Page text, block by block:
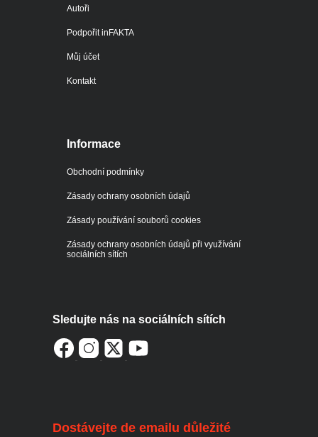
Autoři
Podpořit inFAKTA
Můj účet
Kontakt
Informace
Obchodní podmínky
Zásady ochrany osobních údajů
Zásady používání souborů cookies
Zásady ochrany osobních údajů při využívání
sociálních sítích
Sledujte nás na sociálních sítích
Dostávejte de emailu důležité